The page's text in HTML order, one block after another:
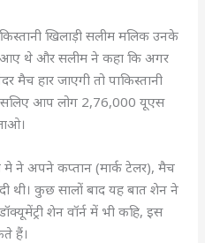
खिलाड़ी सलीम मलिक उनके
आए थे और सलीम ने कहा कि अगर
मैच हार जाएगी तो पाकिस्तानी
आप लोग 2,76,000 यूएस
मे ने अपने कप्तान (मार्क टेलर), मैच
थी। कुछ सालों बाद यह बात शेन ने
शेन वॉर्न में भी कहि, इस
हैं।